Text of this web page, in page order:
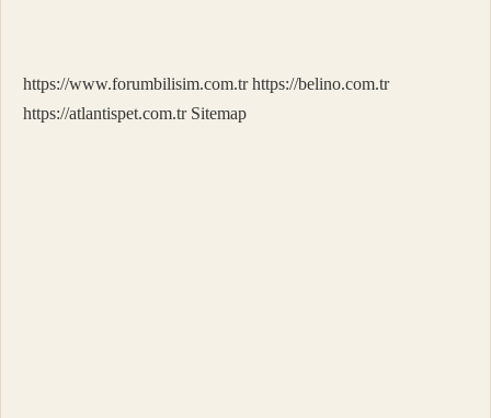
https://www.forumbilisim.com.tr https://belino.com.tr
https://atlantispet.com.tr Sitemap